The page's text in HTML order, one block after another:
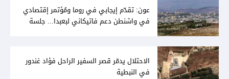
عون: تقدّم إيجابي في روما ومُؤتمر إقتصادي
في واشنطن دعم فاتيكاني لبعبدا... جلسة
الاحتلال يدمّر قصر السفير الراحل فؤاد غندور
في النبطية